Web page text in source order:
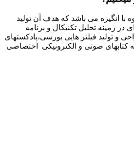
انگیزه می باشد که هدف آن تولید
زمینه تحلیل تکنیکال و برنامه
و تولید فیلتر هایی بورسی،پادکستهای
کتابهای صوتی و الکترونیکی اختصاصی